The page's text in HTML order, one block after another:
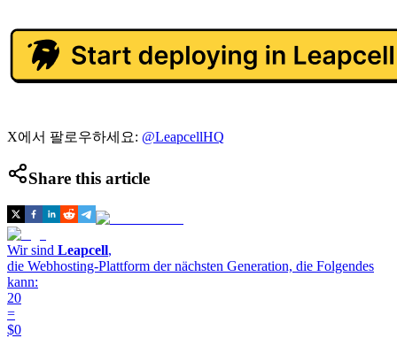
X에서 팔로우하세요: @LeapcellHQ
Share this article
Wir sind Leapcell,
die Webhosting-Plattform der nächsten Generation, die Folgendes
kann:
20
=
$0